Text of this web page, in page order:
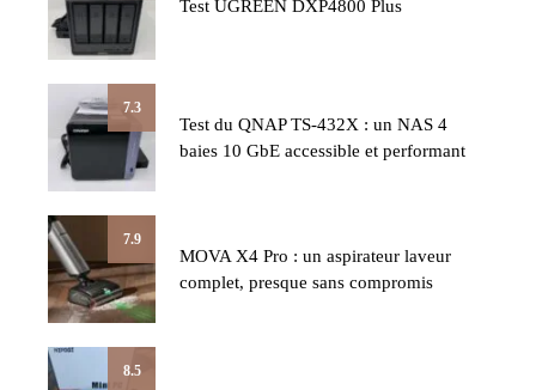
Test UGREEN DXP4800 Plus
7.3
Test du QNAP TS-432X : un NAS 4
baies 10 GbE accessible et performant
7.9
MOVA X4 Pro : un aspirateur laveur
complet, presque sans compromis
8.5